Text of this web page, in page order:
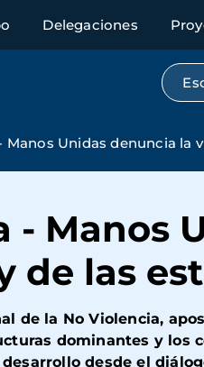
Delegaciones
Manos Unidas denuncia la
- Manos
de las
de la No Violencia,
dominantes y los
desde el